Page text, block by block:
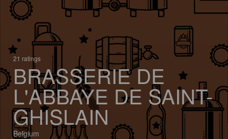
21 ratings
BRASSERIE DE
L'ABBAYE DE SAINT-
GHISLAIN
Belgium